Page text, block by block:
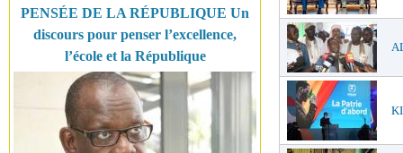
PENSÉE DE LA RÉPUBLIQUE Un
discours pour penser l’excellence,
l’école et la République